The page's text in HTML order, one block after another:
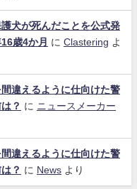
犬が死んだことを公式発
歳4か月
に Clastering よ
違えるように仕向けた警
？ に ニュースメーカー
違えるように仕向けた警
？ に News より